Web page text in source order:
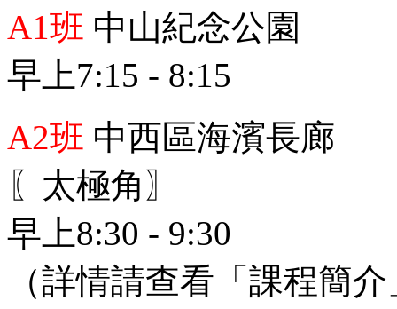
A1班 中山紀念公園
早上7:15 - 8:15
A2班 中西區海濱長廊
〖太極角〗
早上8:30 - 9:30
（詳情請查看「課程簡